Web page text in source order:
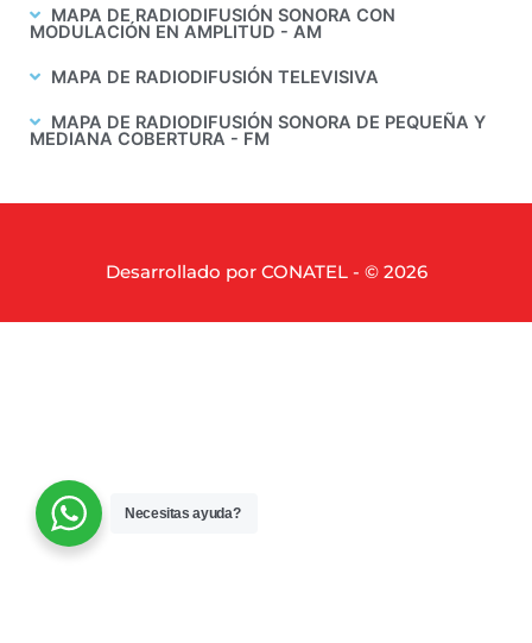
MAPA DE RADIODIFUSIÓN SONORA CON
MODULACIÓN EN AMPLITUD - AM
MAPA DE RADIODIFUSIÓN TELEVISIVA
MAPA DE RADIODIFUSIÓN SONORA DE PEQUEÑA Y
MEDIANA COBERTURA - FM
Desarrollado por CONATEL - © 2026
Necesitas ayuda?